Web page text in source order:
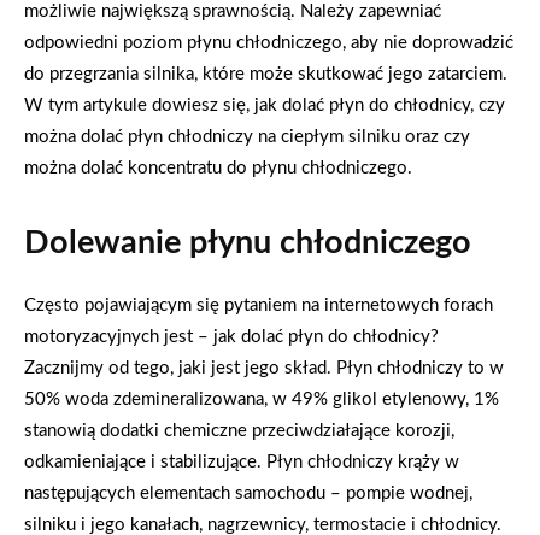
możliwie największą sprawnością. Należy zapewniać
odpowiedni poziom płynu chłodniczego, aby nie doprowadzić
do przegrzania silnika, które może skutkować jego zatarciem.
W tym artykule dowiesz się, jak dolać płyn do chłodnicy, czy
można dolać płyn chłodniczy na ciepłym silniku oraz czy
można dolać koncentratu do płynu chłodniczego.
Dolewanie płynu chłodniczego
Często pojawiającym się pytaniem na internetowych forach
motoryzacyjnych jest – jak dolać płyn do chłodnicy?
Zacznijmy od tego, jaki jest jego skład. Płyn chłodniczy to w
50% woda zdemineralizowana, w 49% glikol etylenowy, 1%
stanowią dodatki chemiczne przeciwdziałające korozji,
odkamieniające i stabilizujące. Płyn chłodniczy krąży w
następujących elementach samochodu – pompie wodnej,
silniku i jego kanałach, nagrzewnicy, termostacie i chłodnicy.